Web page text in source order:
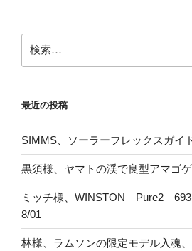
検
索:
最近の投稿
SIMMS、ソーラーフレックスガイ
黒須様、ヤマトの渓で良型アマゴ
ミッチ様、WINSTON Pure2 693-
8/01
林様、ラムソンの限定モデル入魂